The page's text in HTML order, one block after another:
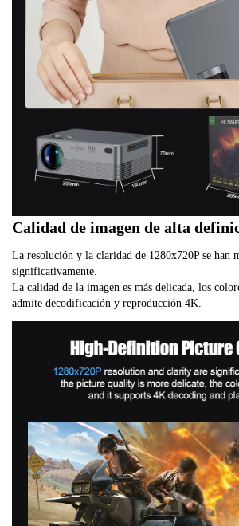
Calidad de imagen de alta
La resolución y la claridad de 1280x720P se han
significativamente.
La calidad de la imagen es más delicada, los
admite decodificación y reproducción 4K.